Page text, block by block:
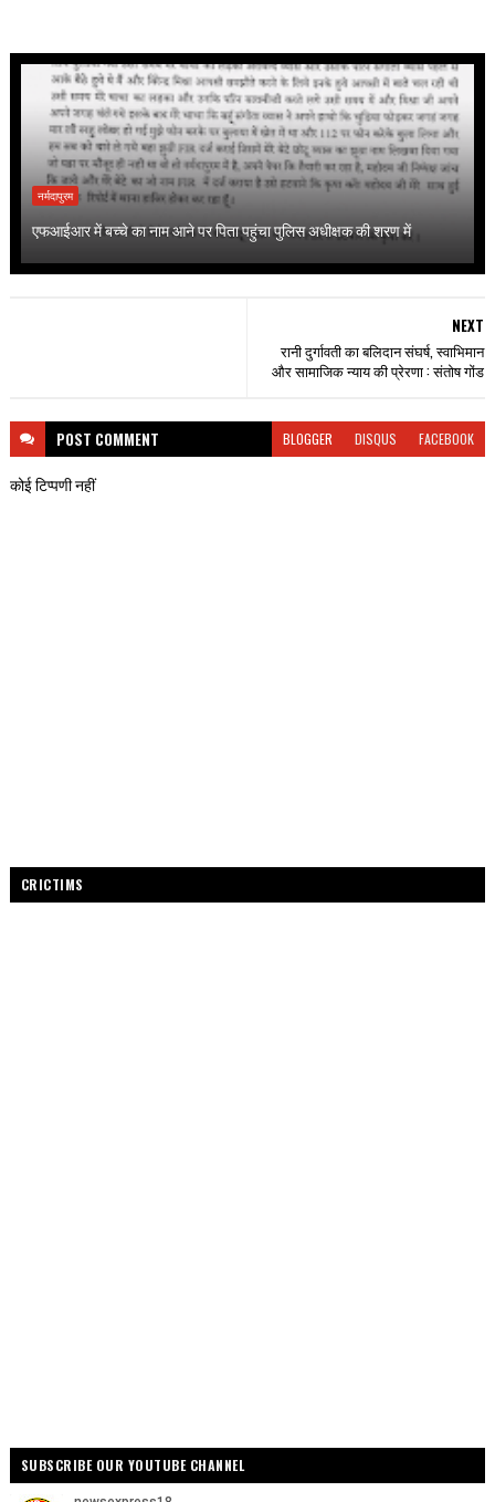
नर्मदापुरम
एफआईआर में बच्चे का नाम आने पर पिता पहुंचा पुलिस अधीक्षक की शरण में
NEXT
रानी दुर्गावती का बलिदान संघर्ष, स्वाभिमान
और सामाजिक न्याय की प्रेरणा : संतोष गोंड
POST COMMENT BLOGGER DISQUS FACEBOOK
कोई टिप्पणी नहीं
CRICTIMS
SUBSCRIBE OUR YOUTUBE CHANNEL